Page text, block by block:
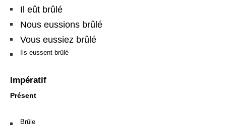
Il eût brûlé
Nous eussions brûlé
Vous eussiez brûlé
Ils eussent brûlé
Impératif
Présent
Brûle